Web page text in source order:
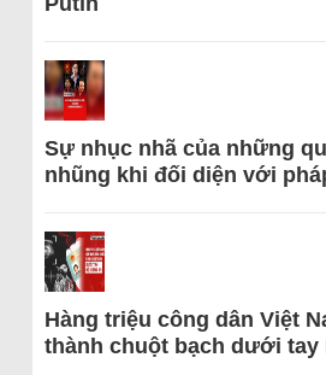
Sự nhục nhã của những
nhũng khi đối diện với
Hàng triệu công dân Việt
thành chuột bạch dưới tay